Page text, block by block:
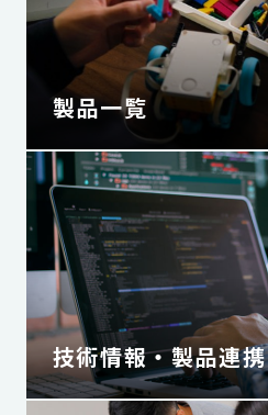
製品一覧
技術情報・製品連携